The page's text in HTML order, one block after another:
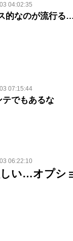
04:02:35
的なのが流行る
07:15:44
テでもあるな
06:22:10
い…オプシ